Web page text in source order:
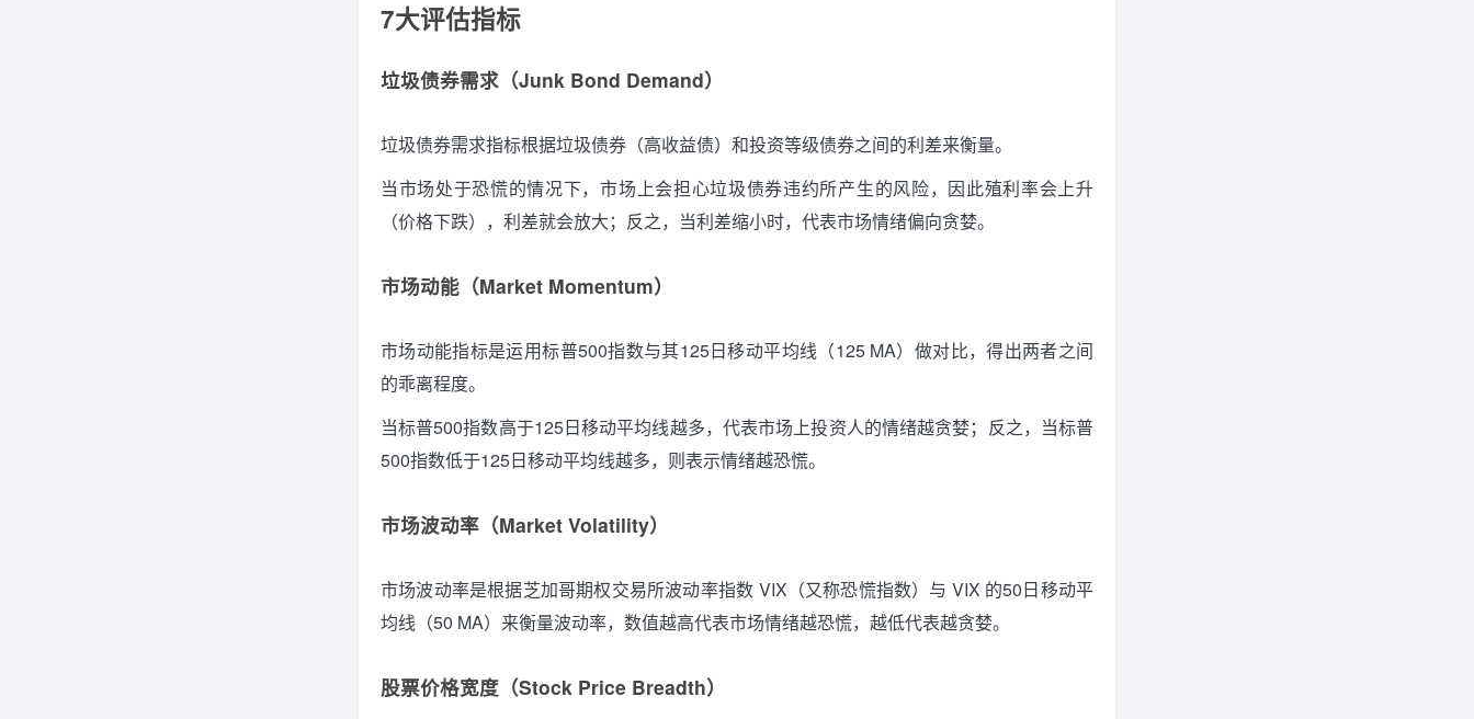
7大评估指标
垃圾债券需求（Junk Bond Demand）
垃圾债券需求指标根据垃圾债券（高收益债）和投资等级债券之间的利差来衡量。
当市场处于恐慌的情况下，市场上会担心垃圾债券违约所产生的风险，因此殖利率会上升
（价格下跌），利差就会放大；反之，当利差缩小时，代表市场情绪偏向贪婪。
市场动能（Market Momentum）
市场动能指标是运用标普500指数与其125日移动平均线（125 MA）做对比，得出两者之间
的乖离程度。
当标普500指数高于125日移动平均线越多，代表市场上投资人的情绪越贪婪；反之，当标普
500指数低于125日移动平均线越多，则表示情绪越恐慌。
市场波动率（Market Volatility）
市场波动率是根据芝加哥期权交易所波动率指数 VIX（又称恐慌指数）与 VIX 的50日移动平
均线（50 MA）来衡量波动率，数值越高代表市场情绪越恐慌，越低代表越贪婪。
股票价格宽度（Stock Price Breadth）